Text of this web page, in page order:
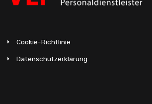
Cookie-Richtlinie
Datenschutzerklärung